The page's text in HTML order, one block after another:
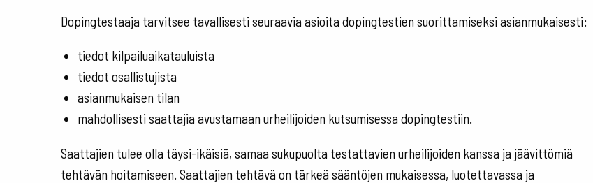
Dopingtestaaja tarvitsee tavallisesti seuraavia asioita dopingtestien suorittamiseksi asianmukaisesti:
tiedot kilpailuaikatauluista
tiedot osallistujista
asianmukaisen tilan
mahdollisesti saattajia avustamaan urheilijoiden kutsumisessa dopingtestiin.
Saattajien tulee olla täysi-ikäisiä, samaa sukupuolta testattavien urheilijoiden kanssa ja jäävittömiä
tehtävän hoitamiseen. Saattajien tehtävä on tärkeä sääntöjen mukaisessa, luotettavassa ja